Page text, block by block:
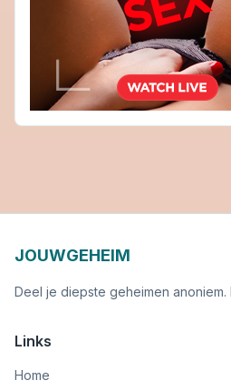
JOUWGEHEIM
Deel je diepste geheimen anoniem.
Links
Home